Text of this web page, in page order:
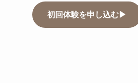
初回体験を申し込む▶